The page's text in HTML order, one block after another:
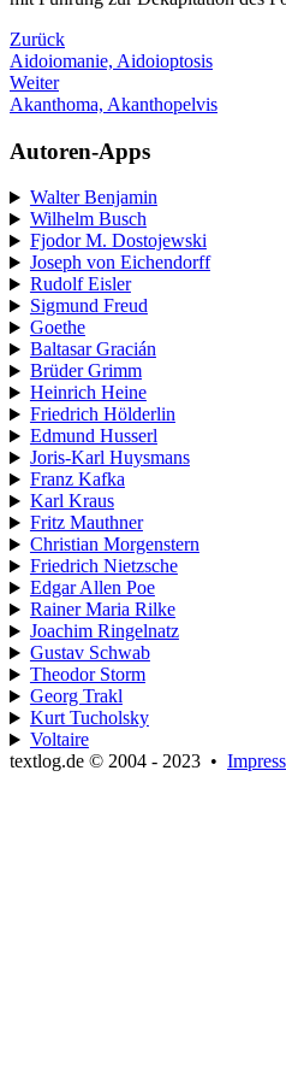
Zurück
Aidoiomanie, Aidoioptosis
Weiter
Akanthoma, Akanthopelvis
Autoren-Apps
Walter Benjamin
Wilhelm Busch
Fjodor M. Dostojewski
Joseph von Eichendorff
Rudolf Eisler
Sigmund Freud
Goethe
Baltasar Gracián
Brüder Grimm
Heinrich Heine
Friedrich Hölderlin
Edmund Husserl
Joris-Karl Huysmans
Franz Kafka
Karl Kraus
Fritz Mauthner
Christian Morgenstern
Friedrich Nietzsche
Edgar Allen Poe
Rainer Maria Rilke
Joachim Ringelnatz
Gustav Schwab
Theodor Storm
Georg Trakl
Kurt Tucholsky
Voltaire
textlog.de © 2004 - 2023 •